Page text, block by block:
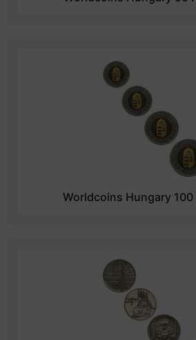
Worldcoins Hungary 100